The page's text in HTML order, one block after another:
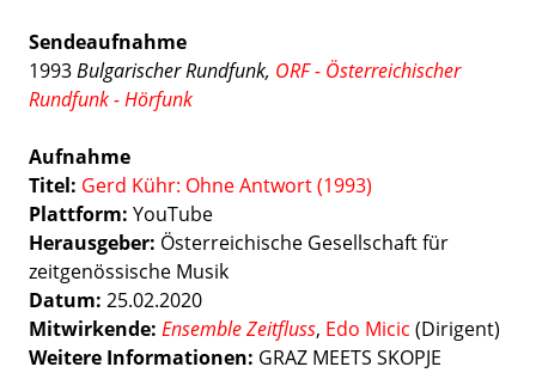
Sendeaufnahme
1993Bulgarischer Rundfunk, ORF - Österreichischer
Rundfunk - Hörfunk
Aufnahme
Titel: Gerd Kühr: Ohne Antwort (1993)
Plattform: YouTube
Herausgeber: Österreichische Gesellschaft für
zeitgenössische Musik
Datum: 25.02.2020
Mitwirkende: Ensemble Zeitfluss, Edo Micic (Dirigent)
Weitere Informationen: GRAZ MEETS SKOPJE